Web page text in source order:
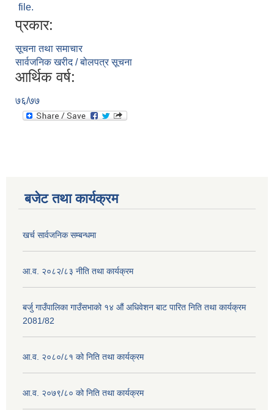
file.
प्रकार:
सूचना तथा समाचार
सार्वजनिक खरीद / बोलपत्र सूचना
आर्थिक वर्ष:
७६/७७
बजेट तथा कार्यक्रम
खर्च सार्वजनिक सम्बन्धमा
आ.व. २०८२/८३ नीति तथा कार्यक्रम
बर्जु गाउँपालिका गाउँसभाको १४ औं अधिवेशन बाट पारित निति तथा कार्यक्रम
2081/82
आ.व. २०८०/८१ को निति तथा कार्यक्रम
आ.व. २०७९/८० को निति तथा कार्यक्रम